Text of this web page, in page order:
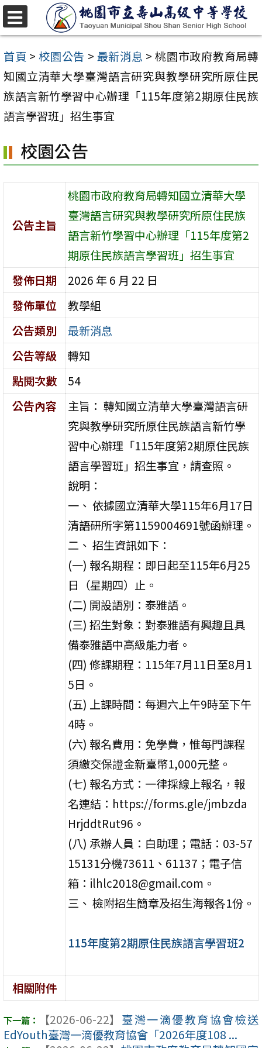
跳
至
主
要
內
容
首頁 > 校園公告 > 最新消息 > 桃園市政府教育局轉
知國立清華大學臺灣語言研究與教學研究所原住民
族語言新竹學習中心辦理「115年度第2期原住民族
語言學習班」招生事宜
校園公告
公告主旨
桃園市政府教育局轉知國立清華大學
臺灣語言研究與教學研究所原住民族
語言新竹學習中心辦理「115年度第2
期原住民族語言學習班」招生事宜
發佈日期
2026 年 6 月 22 日
發佈單位
教學組
公告類別
最新消息
公告等級
轉知
點閱次數
54
公告內容
主旨： 轉知國立清華大學臺灣語言研
究與教學研究所原住民族語言新竹學
習中心辦理「115年度第2期原住民族
語言學習班」招生事宜，請查照。
說明：
一、 依據國立清華大學115年6月17日
清語研所字第1159004691號函辦理。
二、 招生資訊如下：
(一) 報名期程：即日起至115年6月25
日（星期四）止。
(二) 開設語別：泰雅語。
(三) 招生對象：對泰雅語有興趣且具
備泰雅語中高級能力者。
(四) 修課期程：115年7月11日至8月1
5日。
(五) 上課時間：每週六上午9時至下午
4時。
(六) 報名費用：免學費，惟每門課程
須繳交保證金新臺幣1,000元整。
(七) 報名方式：一律採線上報名，報
名連結：https://forms.gle/jmbzda
HrjddtRut96。
(八) 承辦人員：白助理；電話：03-57
15131分機73611、61137；電子信
箱：ilhlc2018@gmail.com。
三、 檢附招生簡章及招生海報各1份。
115年度第2期原住民族語言學習班2
相關附件
【2026-06-22】 臺灣一滴優教育協會檢送
EdYouth臺灣一滴優教育協會「2026年度108 ...
選
單